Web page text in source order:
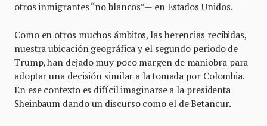
otros inmigrantes “no blancos”— en Estados Unidos.
Como en otros muchos ámbitos, las herencias recibidas,
nuestra ubicación geográfica y el segundo periodo de
Trump, han dejado muy poco margen de maniobra para
adoptar una decisión similar a la tomada por Colombia.
En ese contexto es difícil imaginarse a la presidenta
Sheinbaum dando un discurso como el de Betancur.